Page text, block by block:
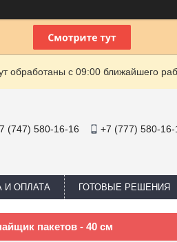
обработаны с 09:00 ближайшего
(747) 580-16-16 +7 (777) 580-16-
И ОПЛАТА ГОТОВЫЕ РЕШЕНИЯ
пакетов - 40 см